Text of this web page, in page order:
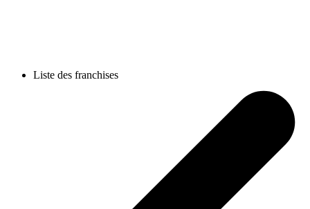
Liste des franchises